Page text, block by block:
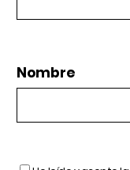
Nombre